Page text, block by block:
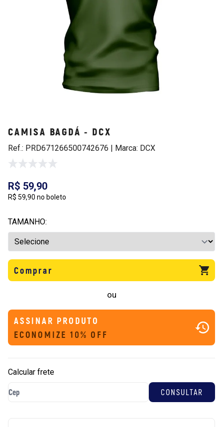
CAMISA BAGDÁ - DCX
Ref.: PRD671266500742676 | Marca: DCX
R$ 59,90
R$ 59,90 no boleto
TAMANHO:
Comprar
ou
ASSINAR PRODUTO
ECONOMIZE 10% OFF
Calcular frete